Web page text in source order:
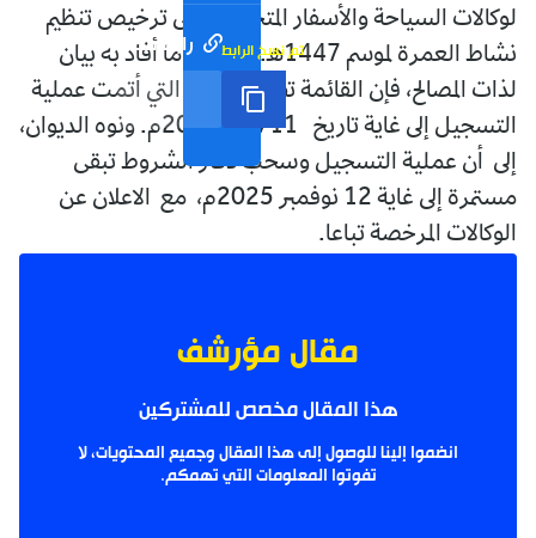
رابط مختصر تم نسخ الرابط
لوكالات السياحة والأسفار المتحصلة على ترخيص تنظيم
نشاط العمرة لموسم 1447هـ. وحسب ما أفاد به بيان
لذات المصالح، فإن القائمة تضم الوكالات التي أتمت عملية
التسجيل إلى غاية تاريخ 2025/06/11م. ونوه الديوان،
إلى أن عملية التسجيل وسحب دفتر الشروط تبقى
مستمرة إلى غاية 12 نوفمبر 2025م، مع الاعلان عن
الوكالات المرخصة تباعا.
مقال مؤرشف
هذا المقال مخصص للمشتركين
انضموا إلينا للوصول إلى هذا المقال وجميع المحتويات، لا
تفوتوا المعلومات التي تهمكم.